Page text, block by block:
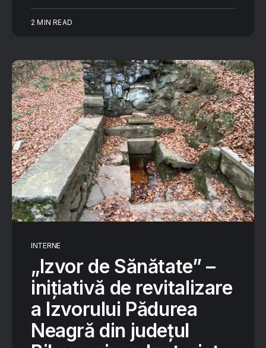
2 MIN READ
INTERNE
„Izvor de Sănătate” –
inițiativă de revitalizare
a Izvorului Pădurea
Neagră din județul